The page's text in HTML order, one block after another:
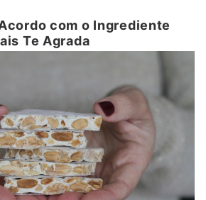
com o Ingrediente
Te Agrada